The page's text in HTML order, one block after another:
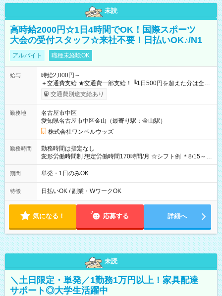
未読
高時給2000円☆1日4時間でOK！国際スポーツ
大会の受付スタッフ☆来社不要！日払いOK♪/N1
アルバイト 職種未経験OK
給与
時給2,000円～
＋交通費支給 ★交通費一部支給！ ┗1日500円を超えた分は全額
支給！ ※往復500円以内の方は自己負担となります ★日払い
OK！（規定あり） ┗働いたその日に現金GET♪ お仕事後はコン
期間なし
交通費別途支給あり
勤務地
名古屋市中区
愛知県名古屋市中区金山（最寄り駅：金山駅）
株式会社ワンベルウッズ
勤務時間
勤務時間は指定なし
変形労働時間制 想定労働時間170時間/月 ☆シフト例 ＊8/15～
10/26 全日共通 08：00～12：00 17：00～21：00 ＊8/31
～9/19のみ下記シフトもあります！ 12：00～16：00 ＊9/6～
00
期間 単発・1日のみOK
特徴 日払いOK / 副業・WワークOK
気になる！ 応募する 詳細へ
未読
＼土日限定・単発／1勤務1万円以上！家具配達
サポート◎大学生活躍中